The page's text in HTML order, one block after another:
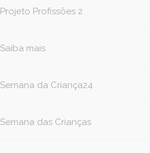
Projeto Profissões 2
Saiba mais
Semana da Criança24
Semana das Crianças